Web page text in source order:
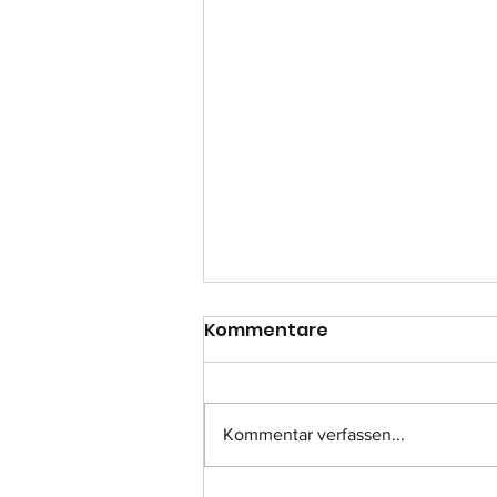
Einsatz-Nr.: 057
Kommentare
Kommentar verfassen...